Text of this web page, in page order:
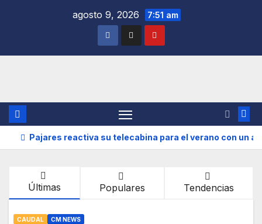
agosto 9, 2026 7:51 am
Pajares reactiva su telecabina para el verano con un
Últimas Populares Tendencias
CAUDAL CM NEWS